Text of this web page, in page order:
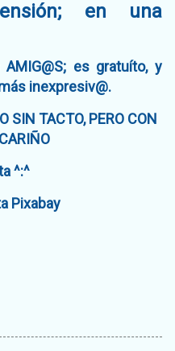
en una
es gratuíto, y
inexpresiv@.
SIN TACTO, PERO CON
^:^
Pixabay